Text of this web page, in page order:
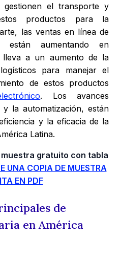
gestionen el transporte y
productos para la
las ventas en línea de
están aumentando en
lleva a un aumento de la
para manejar el
de estos productos
. Los avances
y la automatización, están
y la eficacia de la
Latina.
gratuito con tabla
UNA COPIA DE MUESTRA
EN PDF
de
en América